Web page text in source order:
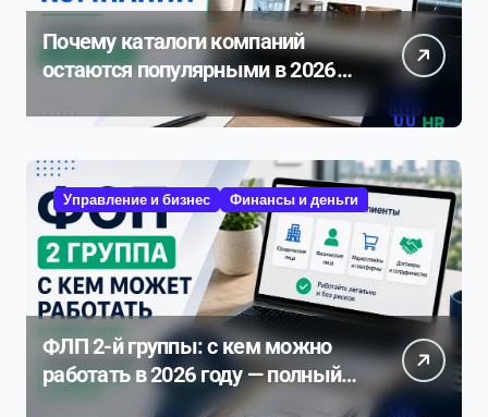
Почему каталоги компаний
остаются популярными в 2026
Управление и бизнес Финансы и деньги
ФЛП 2-й группы: с кем можно
работать в 2026 году — полный
разбор ограничений и рисков